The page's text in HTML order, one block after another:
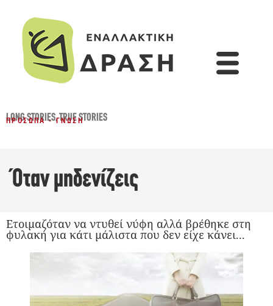
LONG STORIES,TRUE STORIES
ΠΡΌΣΩΠΑ - ΓΝΏΣΗ
Όταν μηδενίζεις
Ετοιμαζόταν να ντυθεί νύφη αλλά βρέθηκε στη
φυλακή για κάτι μάλιστα που δεν είχε κάνει...